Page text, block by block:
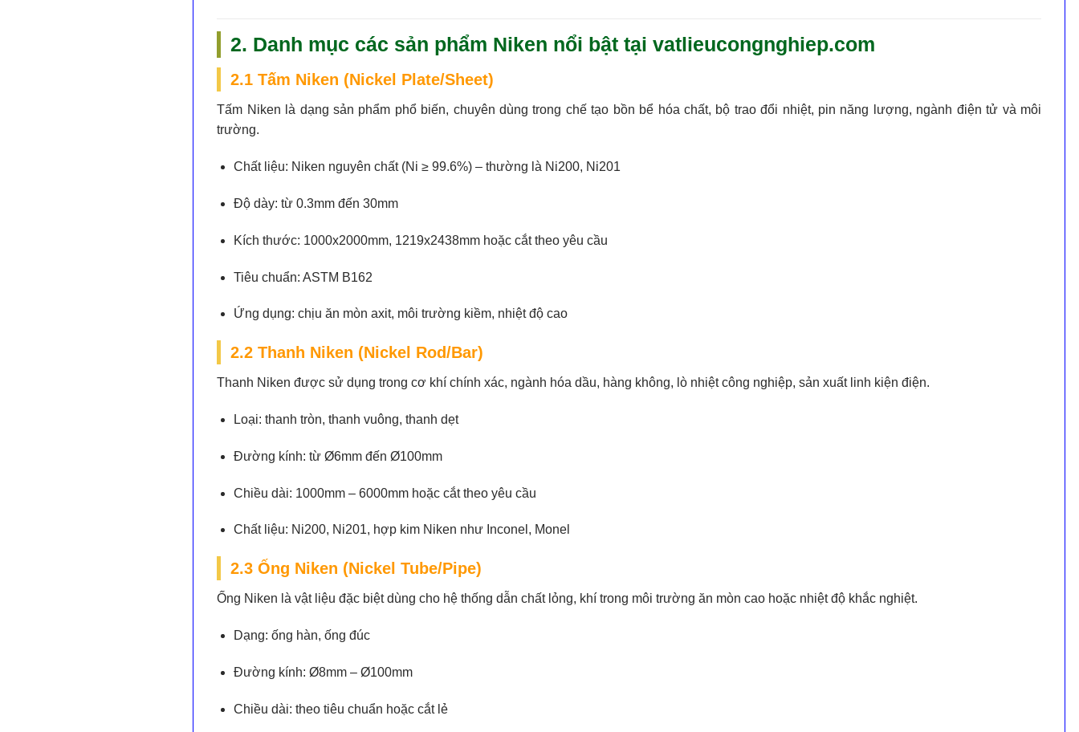
2. Danh mục các sản phẩm Niken nổi bật tại vatlieucongnghiep.com
2.1 Tấm Niken (Nickel Plate/Sheet)
Tấm Niken là dạng sản phẩm phổ biến, chuyên dùng trong chế tạo bồn bể hóa chất, bộ trao đổi nhiệt, pin năng lượng, ngành điện tử và môi
trường.
Chất liệu: Niken nguyên chất (Ni ≥ 99.6%) – thường là Ni200, Ni201
Độ dày: từ 0.3mm đến 30mm
Kích thước: 1000x2000mm, 1219x2438mm hoặc cắt theo yêu cầu
Tiêu chuẩn: ASTM B162
Ứng dụng: chịu ăn mòn axit, môi trường kiềm, nhiệt độ cao
2.2 Thanh Niken (Nickel Rod/Bar)
Thanh Niken được sử dụng trong cơ khí chính xác, ngành hóa dầu, hàng không, lò nhiệt công nghiệp, sản xuất linh kiện điện.
Loại: thanh tròn, thanh vuông, thanh dẹt
Đường kính: từ Ø6mm đến Ø100mm
Chiều dài: 1000mm – 6000mm hoặc cắt theo yêu cầu
Chất liệu: Ni200, Ni201, hợp kim Niken như Inconel, Monel
2.3 Ống Niken (Nickel Tube/Pipe)
Ống Niken là vật liệu đặc biệt dùng cho hệ thống dẫn chất lỏng, khí trong môi trường ăn mòn cao hoặc nhiệt độ khắc nghiệt.
Dạng: ống hàn, ống đúc
Đường kính: Ø8mm – Ø100mm
Chiều dài: theo tiêu chuẩn hoặc cắt lẻ